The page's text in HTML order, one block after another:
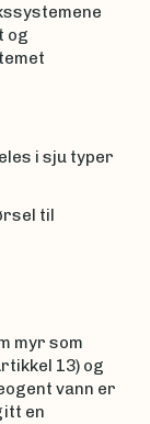
og
i sju typer
til
myr som
13) og
vann er
en